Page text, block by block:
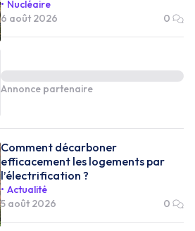
Nucléaire
6 août 2026
0
Annonce partenaire
Comment décarboner
efficacement les logements par
l’électrification ?
Actualité
5 août 2026
0